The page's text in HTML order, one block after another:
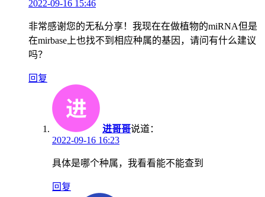
2022-09-16 15:46
非常感谢您的无私分享！我现在在做植物的miRNA但是
在mirbase上也找不到相应种属的基因，请问有什么建议
吗？
回复
进哥哥说道：
2022-09-16 16:23
具体是哪个种属，我看看能不能查到
回复